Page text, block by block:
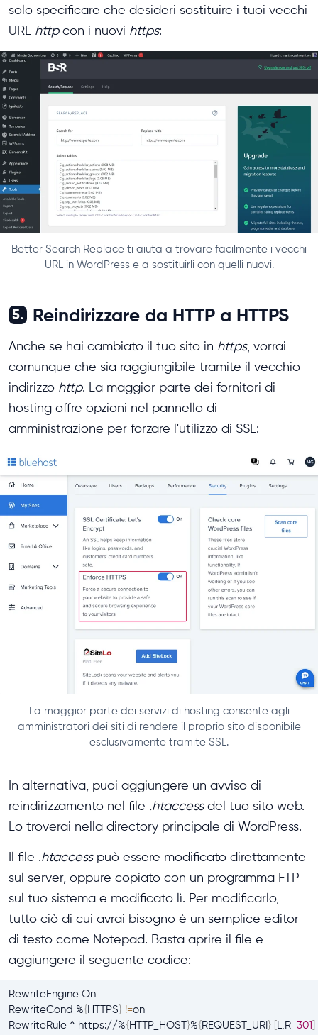
solo specificare che desideri sostituire i tuoi vecchi
URL httpcon i nuovi https:
Better Search Replace ti aiuta a trovare facilmente i vecchi
URL in WordPress e a sostituirli con quelli nuovi.
5. Reindirizzare da HTTP a HTTPS
Anche se hai cambiato il tuo sito in https, vorrai
comunque che sia raggiungibile tramite il vecchio
indirizzo http. La maggior parte dei fornitori di
hosting offre opzioni nel pannello di
amministrazione per forzare l'utilizzo di SSL:
La maggior parte dei servizi di hosting consente agli
amministratori dei siti di rendere il proprio sito disponibile
esclusivamente tramite SSL.
In alternativa, puoi aggiungere un avviso di
reindirizzamento nel file .htaccessdel tuo sito web.
Lo troverai nella directory principale di WordPress.
Il file .htaccesspuò essere modificato direttamente
sul server, oppure copiato con un programma FTP
sul tuo sistema e modificato lì. Per modificarlo,
tutto ciò di cui avrai bisogno è un semplice editor
di testo come Notepad. Basta aprire il file e
aggiungere il seguente codice:
RewriteEngine On
RewriteCond %{HTTPS} !=on
RewriteRule ^ https://%{HTTP_HOST}%{REQUEST_URI} [L,R=301]